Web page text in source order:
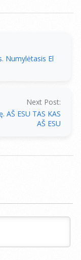
Numylėtasis El
Next Post:
ESU TAS KAS
AŠ ESU